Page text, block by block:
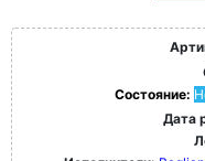
Состояние:
Дата